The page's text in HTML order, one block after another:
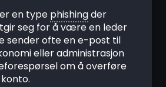
en type phishingder
seg for å være en leder
sender ofte en e-post til
eller administrasjon
om å overføre